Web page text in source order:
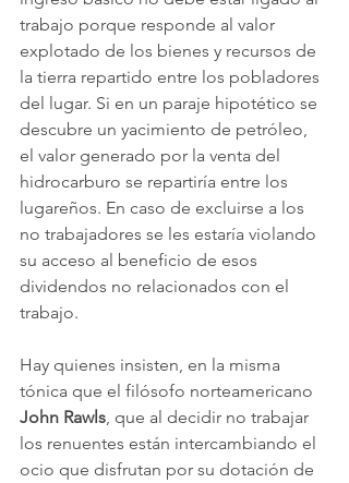
trabajo porque responde al valor
explotado de los bienes y recursos de
la tierra repartido entre los pobladores
del lugar. Si en un paraje hipotético se
descubre un yacimiento de petróleo,
el valor generado por la venta del
hidrocarburo se repartiría entre los
lugareños. En caso de excluirse a los
no trabajadores se les estaría violando
su acceso al beneficio de esos
dividendos no relacionados con el
trabajo.
Hay quienes insisten, en la misma
tónica que el filósofo norteamericano
John Rawls , que al decidir no trabajar
los renuentes están intercambiando el
ocio que disfrutan por su dotación de